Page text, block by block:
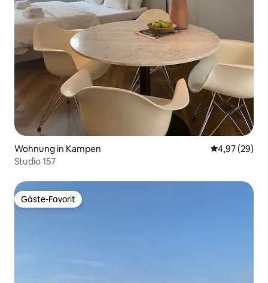
Wohnung in Kampen
4,97 (29)
Studio 157
Gäste-Favorit
Gäste-Favorit